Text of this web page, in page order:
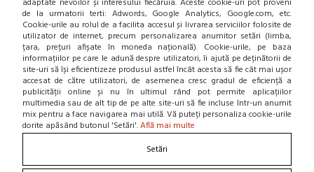
adaptate nevoilor și interesului fiecăruia. Aceste cookie-uri pot proveni
de la urmatorii terti: Adwords, Google Analytics, Google.com, etc.
Cookie-urile au rolul de a facilita accesul și livrarea serviciilor folosite de
utilizator de internet, precum personalizarea anumitor setări (limba,
țara, prețuri afișate în moneda națională). Cookie-urile, pe baza
informațiilor pe care le adună despre utilizatori, îi ajută pe deținătorii de
site-uri să își eficientizeze produsul astfel încât acesta să fie cât mai ușor
accesat de către utilizatori, de asemenea cresc gradul de eficiență a
publicității online și nu în ultimul rând pot permite aplicațiilor
multimedia sau de alt tip de pe alte site-uri să fie incluse într-un anumit
mix pentru a face navigarea mai utilă. Vă puteți personaliza cookie-urile
dorite apăsând butonul 'Setări'.Află mai multe
Setări
DESPRE NOI
Contact
Home
Locatie punct de lucru
Departamente
NOU! BLOG
Contacteaza-ne
Suna la 0766 182 324, 0766 182 326
Craiova, Str. Calea Bucuresti, Bl A4, parter